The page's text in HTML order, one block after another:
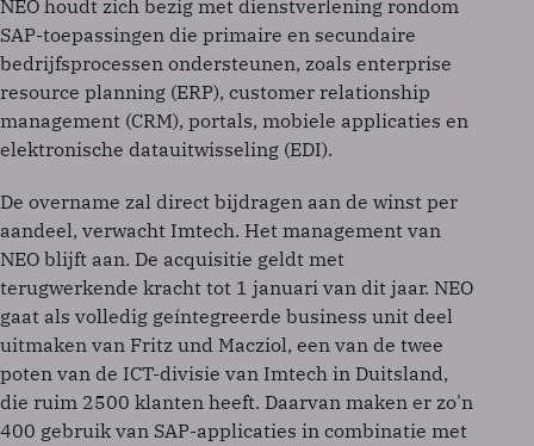
NEO houdt zich bezig met dienstverlening rondom
SAP-toepassingen die primaire en secundaire
bedrijfsprocessen ondersteunen, zoals enterprise
resource planning (ERP), customer relationship
management (CRM), portals, mobiele applicaties en
elektronische datauitwisseling (EDI).
De overname zal direct bijdragen aan de winst per
aandeel, verwacht Imtech. Het management van
NEO blijft aan. De acquisitie geldt met
terugwerkende kracht tot 1 januari van dit jaar. NEO
gaat als volledig geíntegreerde business unit deel
uitmaken van Fritz und Macziol, een van de twee
poten van de ICT-divisie van Imtech in Duitsland,
die ruim 2500 klanten heeft. Daarvan maken er zo'n
400 gebruik van SAP-applicaties in combinatie met